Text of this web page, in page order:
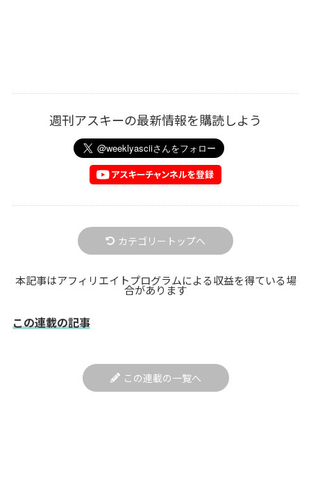
週刊アスキーの最新情報を購読しよう
カテゴリートップへ
本記事はアフィリエイトプログラムによる収益を得ている場
合があります
この連載の記事
この連載の一覧へ